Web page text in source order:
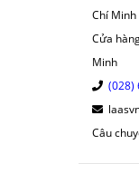
Chí Minh
Cửa
Minh
(028)
Câu